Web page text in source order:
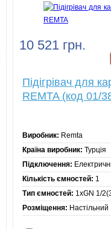
10 521 грн.
Підігрівач для
REMTA (код 01/
Виробник: Remta
Країна виробник: Турція
Підключення:
Кількість ємностей: 1
Тип ємностей: 1хGN 1/
Розміщення: Настільний